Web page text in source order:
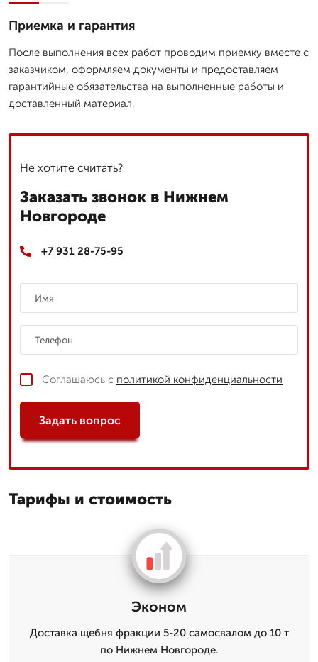
Приемка и гарантия
После выполнения всех работ проводим приемку вместе с
заказчиком, оформляем документы и предоставляем
гарантийные обязательства на выполненные работы и
доставленный материал.
Не хотите считать?
Заказать звонок в Нижнем
Новгороде
+7 931 28-75-95
Соглашаюсь с политикой конфиденциальности
Задать вопрос
Тарифы и стоимость
Эконом
Доставка щебня фракции 5-20 самосвалом до 10 т
по Нижнем Новгороде.